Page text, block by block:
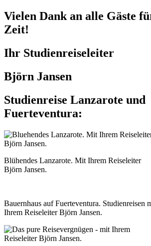
Vielen Dank an alle Gäste
Zeit!
Ihr Studienreiseleiter
Björn Jansen
Studienreise Lanzarote und
Fuerteventura:
Blühendes Lanzarote. Mit Ihrem Reiseleiter
Björn Jansen.
Bauernhaus auf Fuerteventura. Studienreisen
Ihrem Reiseleiter Björn Jansen.